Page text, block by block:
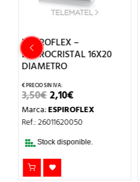
ESPIROFLEX –
ESPIROCRISTAL 16X20
DIAMETRO
3,50€EL
PRECIO
ORIGINAL
ERA:
2,10€EL
PRECIO
ACTUAL
ES:
Marca:ESPIROFLEX
Ref.: 26011620050
Stock disponible.